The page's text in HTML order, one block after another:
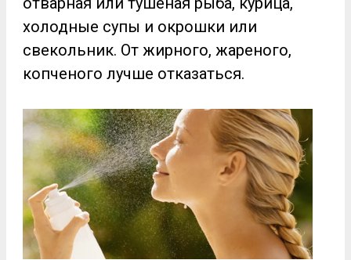
холодные супы и окрошки или
свекольник. От жирного, жареного,
копченого лучше отказаться.